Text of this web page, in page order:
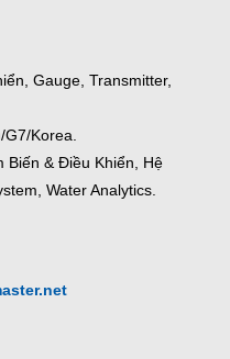
Gauge, Transmitter,
Korea.
Biến & Điều Khiển, Hệ
Water Analytics.